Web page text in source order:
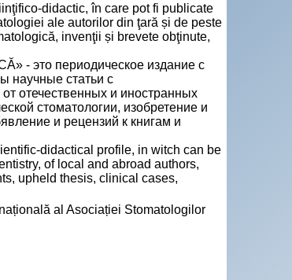
didactic, în care pot fi publicate
ale autorilor din ţară și de peste
invenţii și brevete obţinute,
- это периодическое издание с
научные статьи с
отечественных и иностранных
стоматологии, изобретение и
и рецензий к книгам и
didactical profile, in witch can be
of local and abroad authors,
upheld thesis, clinical cases,
al Asociației Stomatologilor